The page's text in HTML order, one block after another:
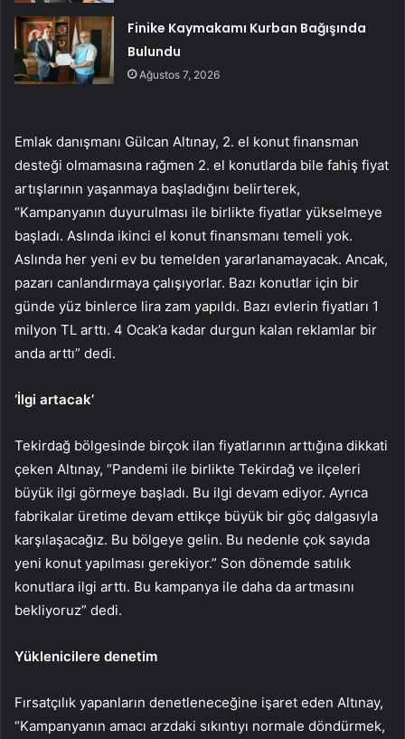
Finike Kaymakamı Kurban Bağışında
Bulundu
Ağustos 7, 2026
Emlak danışmanı Gülcan Altınay, 2. el konut finansman
desteği olmamasına rağmen 2. el konutlarda bile fahiş fiyat
artışlarının yaşanmaya başladığını belirterek,
“Kampanyanın duyurulması ile birlikte fiyatlar yükselmeye
başladı. Aslında ikinci el konut finansmanı temeli yok.
Aslında her yeni ev bu temelden yararlanamayacak. Ancak,
pazarı canlandırmaya çalışıyorlar. Bazı konutlar için bir
günde yüz binlerce lira zam yapıldı. Bazı evlerin fiyatları 1
milyon TL arttı. 4 Ocak’a kadar durgun kalan reklamlar bir
anda arttı” dedi.
‘İlgi artacak’
Tekirdağ bölgesinde birçok ilan fiyatlarının arttığına dikkati
çeken Altınay, “Pandemi ile birlikte Tekirdağ ve ilçeleri
büyük ilgi görmeye başladı. Bu ilgi devam ediyor. Ayrıca
fabrikalar üretime devam ettikçe büyük bir göç dalgasıyla
karşılaşacağız. Bu bölgeye gelin. Bu nedenle çok sayıda
yeni konut yapılması gerekiyor.” Son dönemde satılık
konutlara ilgi arttı. Bu kampanya ile daha da artmasını
bekliyoruz” dedi.
Yüklenicilere denetim
Fırsatçılık yapanların denetleneceğine işaret eden Altınay,
“Kampanyanın amacı arzdaki sıkıntıyı normale döndürmek,